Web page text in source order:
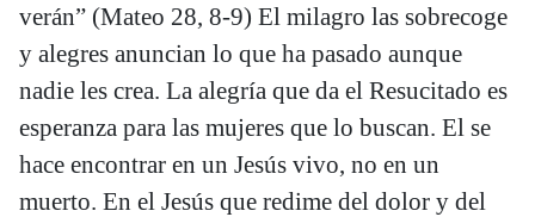
verán” (Mateo 28, 8-9) El milagro las sobrecoge
y alegres anuncian lo que ha pasado aunque
nadie les crea. La alegría que da el Resucitado es
esperanza para las mujeres que lo buscan. El se
hace encontrar en un Jesús vivo, no en un
muerto. En el Jesús que redime del dolor y del